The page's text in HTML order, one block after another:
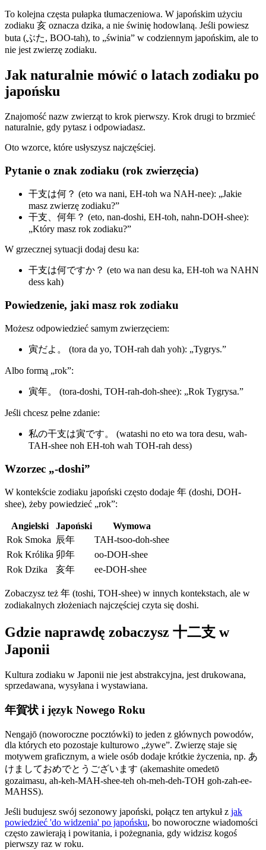
To kolejna częsta pułapka tłumaczeniowa. W japońskim użyciu
zodiaku 亥 oznacza dzika, a nie świnię hodowlaną. Jeśli powiesz
buta (ぶた, BOO-tah), to „świnia” w codziennym japońskim, ale to
nie jest zwierzę zodiaku.
Jak naturalnie mówić o latach zodiaku po
japońsku
Znajomość nazw zwierząt to krok pierwszy. Krok drugi to brzmieć
naturalnie, gdy pytasz i odpowiadasz.
Oto wzorce, które usłyszysz najczęściej.
Pytanie o znak zodiaku (rok zwierzęcia)
干支は何？ (eto wa nani, EH-toh wa NAH-nee): „Jakie
masz zwierzę zodiaku?”
干支、何年？ (eto, nan-doshi, EH-toh, nahn-DOH-shee):
„Który masz rok zodiaku?”
W grzecznej sytuacji dodaj desu ka:
干支は何ですか？ (eto wa nan desu ka, EH-toh wa NAHN
dess kah)
Powiedzenie, jaki masz rok zodiaku
Możesz odpowiedzieć samym zwierzęciem:
寅だよ。 (tora da yo, TOH-rah dah yoh): „Tygrys.”
Albo formą „rok”:
寅年。 (tora-doshi, TOH-rah-doh-shee): „Rok Tygrysa.”
Jeśli chcesz pełne zdanie:
私の干支は寅です。 (watashi no eto wa tora desu, wah-
TAH-shee noh EH-toh wah TOH-rah dess)
Wzorzec „-doshi”
W kontekście zodiaku japoński często dodaje 年 (doshi, DOH-
shee), żeby powiedzieć „rok”:
Angielski Japoński
Wymowa
Rok Smoka
辰年
TAH-tsoo-doh-shee
Rok Królika 卯年
oo-DOH-shee
Rok Dzika
亥年 ee-DOH-shee
Zobaczysz też 年 (toshi, TOH-shee) w innych kontekstach, ale w
zodiakalnych złożeniach najczęściej czyta się doshi.
Gdzie naprawdę zobaczysz 十二支 w
Japonii
Kultura zodiaku w Japonii nie jest abstrakcyjna, jest drukowana,
sprzedawana, wysyłana i wystawiana.
年賀状 i język Nowego Roku
Nengajō (noworoczne pocztówki) to jeden z głównych powodów,
dla których eto pozostaje kulturowo „żywe”. Zwierzę staje się
motywem graficznym, a wiele osób dodaje krótkie życzenia, np. あ
けましておめでとうございます (akemashite omedetō
gozaimasu, ah-keh-MAH-shee-teh oh-meh-deh-TOH goh-zah-ee-
MAHSS).
Jeśli budujesz swój sezonowy japoński, połącz ten artykuł z jak
powiedzieć 'do widzenia' po japońsku, bo noworoczne wiadomości
często zawierają i powitania, i pożegnania, gdy widzisz kogoś
pierwszy raz w roku.